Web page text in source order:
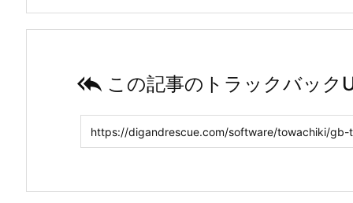
 この記事のトラックバック